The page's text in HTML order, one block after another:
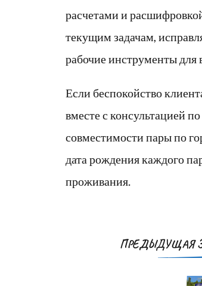
расчетами и
текущим задачам,
рабочие инструменты для
Если беспокойство
вместе с консультацией
совместимости пары по
дата рождения каждого
проживания.
ПРЕДЫДУЩАЯ